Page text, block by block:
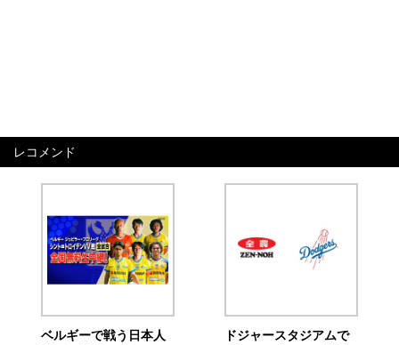
レコメンド
ベルギーで戦う日本人
ドジャースタジアムで